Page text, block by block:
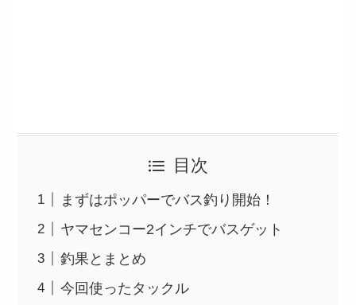
目次
まずはポッパーでバス釣り開始！
ヤマセンコー2インチでバスゲット
釣果とまとめ
今回使ったタックル